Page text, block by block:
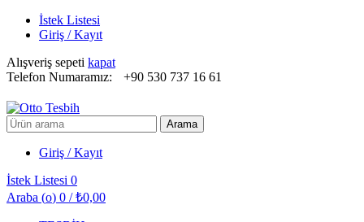
İstek Listesi
Giriş / Kayıt
Alışveriş sepeti kapat
Telefon Numaramız:
+90 530 737 16 61
Arayın: Arama
Giriş / Kayıt
İstek Listesi 0
Araba (o) 0 / ₺0,00